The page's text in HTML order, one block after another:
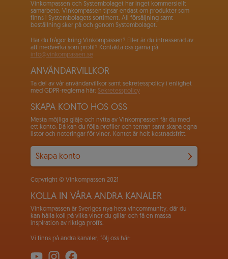
Vinkompassen och Systembolaget har inget kommersiellt
samarbete. Vinkompassen tipsar endast om produkter som
finns i Systembolagets sortiment. All försäljning samt
beställning sker på och genom Systembolaget.
Har du frågor kring Vinkompassen? Eller är du intresserad av
att medverka som profil? Kontakta oss gärna på
info@vinkompassen.se
ANVÄNDARVILLKOR
Ta del av vår användarvillkor samt sekretesspolicy i enlighet
med GDPR-reglerna här: Sekretesspolicy
SKAPA KONTO HOS OSS
Mesta möjliga gläje och nytta av Vinkompassen får du med
ett konto. Då kan du följa profiler och teman samt skapa egna
listor och noteringar för viner. Kontot är helt kostnadsfritt.
Skapa konto
Copyright © Vinkompassen 2021
KOLLA IN VÅRA ANDRA KANALER
Vinkompassen är Sveriges nya heta vincommunity, där du
kan hålla koll på vilka viner du gillar och få en massa
inspiration av riktiga proffs.
Vi finns på andra kanaler, följ oss här: